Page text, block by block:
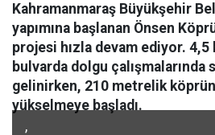
Kahramanmaraş Büyükşehir
yapımına başlanan Önsen
projesi hızla devam ediyor.
bulvarda dolgu çalışmalarında
gelinirken, 210 metrelik
yükselmeye başladı.
,